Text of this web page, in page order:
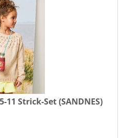
Strick-Set (SANDNES)